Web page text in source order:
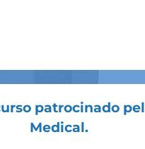
patrocinado
Medical.